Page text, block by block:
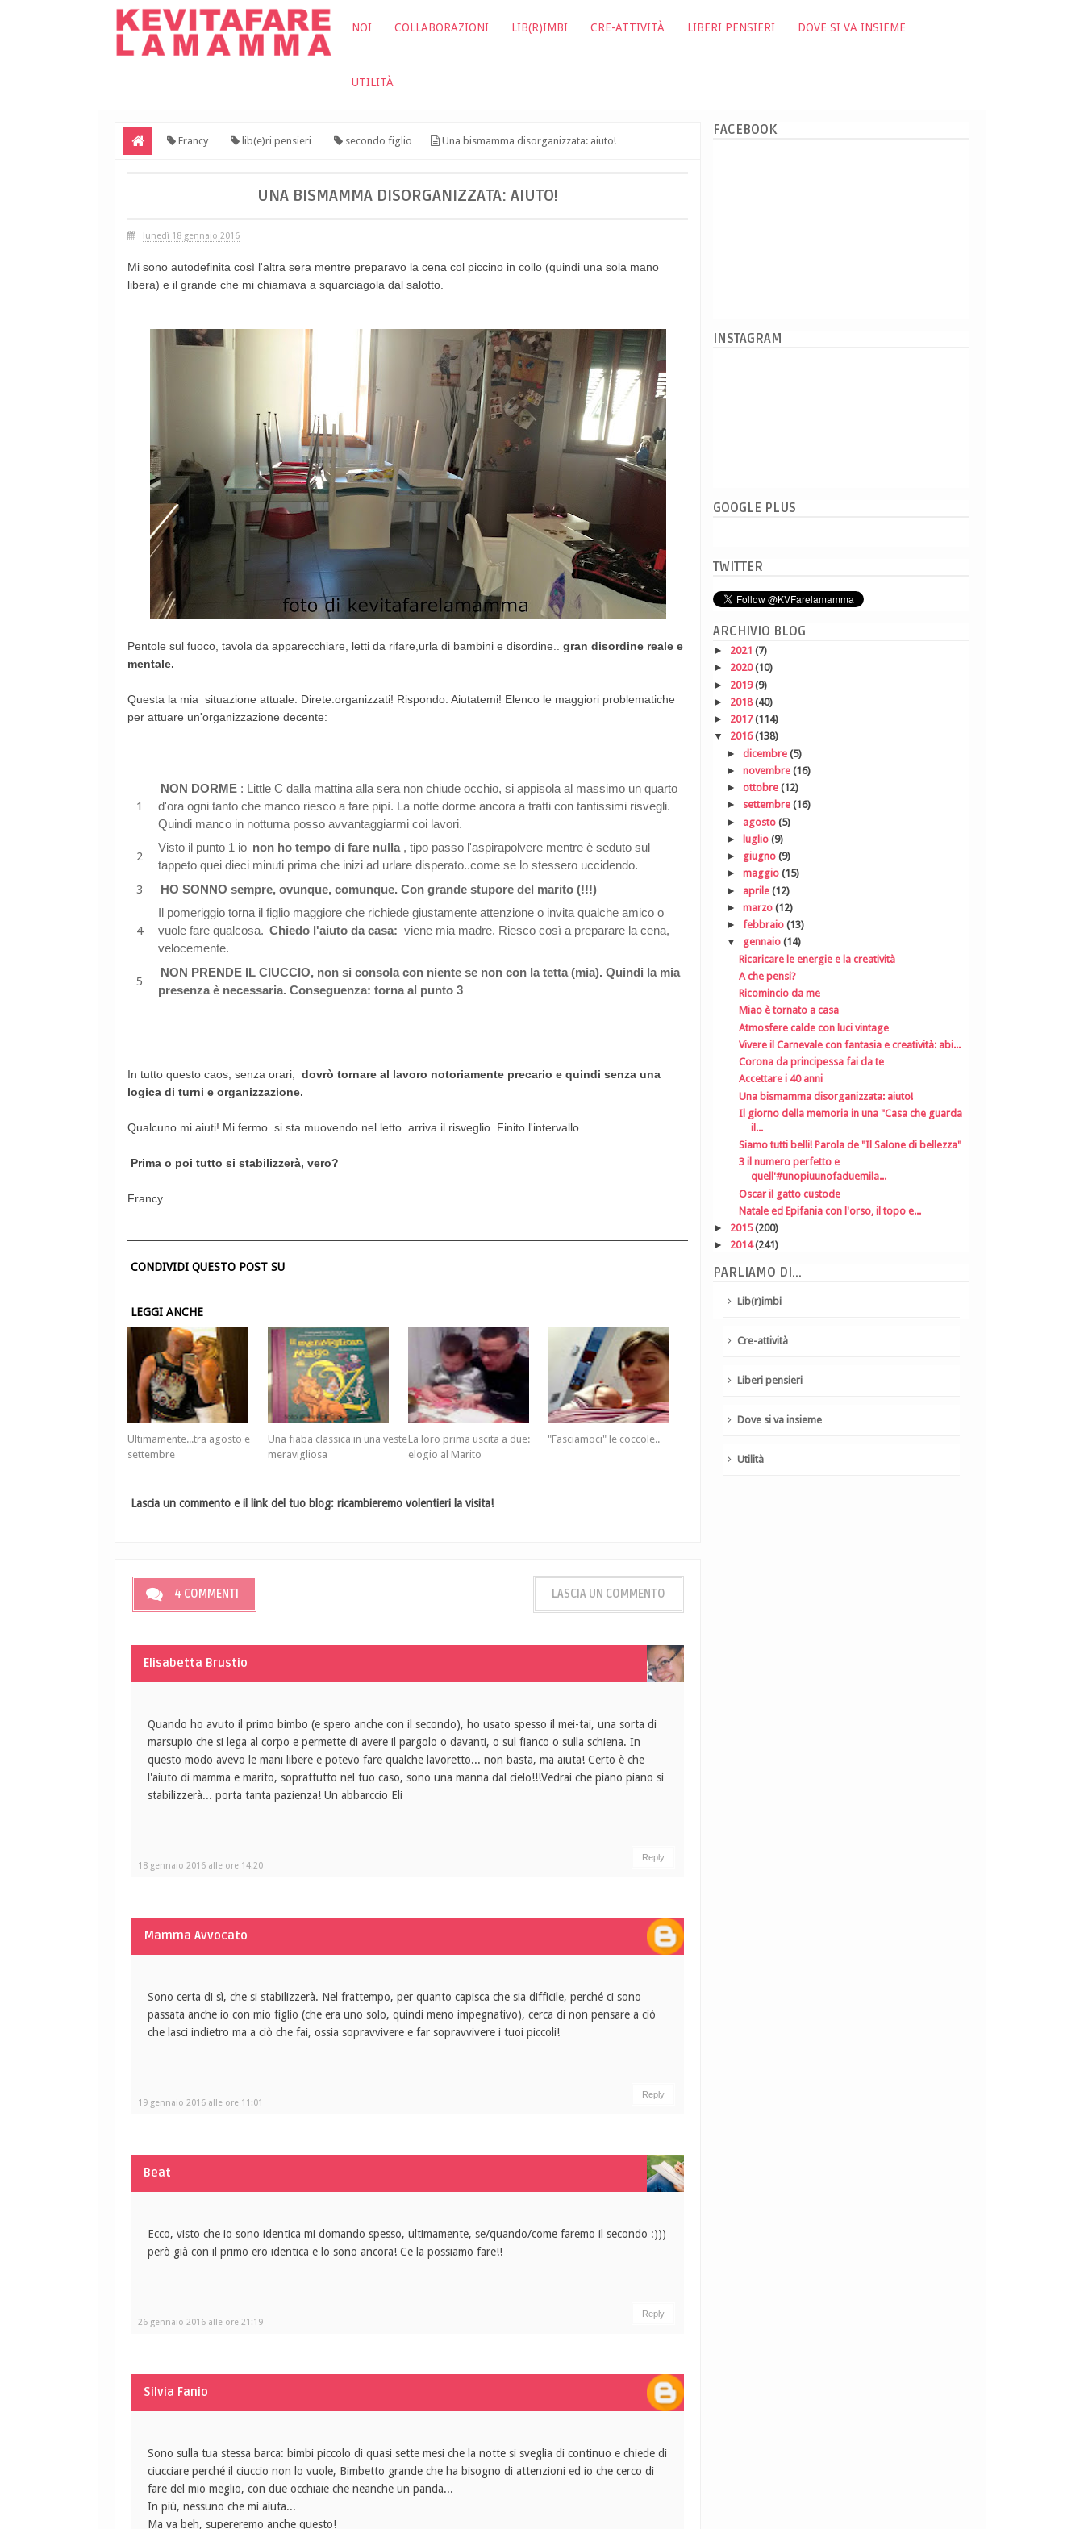
NOI COLLABORAZIONI LIB(R)IMBI CRE-ATTIVITÀ LIBERI PENSIERI DOVE SI VA INSIEME
UTILITÀ
Francy lib(e)ri pensieri secondo figlio Una bismamma disorganizzata: aiuto!
UNA BISMAMMA DISORGANIZZATA: AIUTO!
lunedì 18 gennaio 2016
Mi sono autodefinita così l'altra sera mentre preparavo la cena col piccino in collo (quindi una sola mano
libera) e il grande che mi chiamava a squarciagola dal salotto.
Pentole sul fuoco, tavola da apparecchiare, letti da rifare,urla di bambini e disordine..
gran disordine reale e
mentale.
Questa la mia situazione attuale. Direte:organizzati! Rispondo: Aiutatemi! Elenco le maggiori problematiche
per attuare un'organizzazione decente:
NON DORME : Little C dalla mattina alla sera non chiude occhio, si appisola al massimo un quarto
d'ora ogni tanto che manco riesco a fare pipì. La notte dorme ancora a tratti con tantissimi risvegli.
Quindi manco in notturna posso avvantaggiarmi coi lavori.
Visto il punto 1 io non ho tempo di fare nulla , tipo passo l'aspirapolvere mentre è seduto sul
tappeto quei dieci minuti prima che inizi ad urlare disperato..come se lo stessero uccidendo.
HO SONNO sempre, ovunque, comunque. Con grande stupore del marito (!!!)
Il pomeriggio torna il figlio maggiore che richiede giustamente attenzione o invita qualche amico o
vuole fare qualcosa. Chiedo l'aiuto da casa: viene mia madre. Riesco così a preparare la cena,
velocemente.
NON PRENDE IL CIUCCIO, non si consola con niente se non con la tetta (mia). Quindi la mia
presenza è necessaria. Conseguenza: torna al punto 3
In tutto questo caos, senza orari,
dovrò tornare al lavoro notoriamente precario e quindi senza una
logica di turni e organizzazione.
Qualcuno mi aiuti! Mi fermo..si sta muovendo nel letto..arriva il risveglio. Finito l'intervallo.
Prima o poi tutto si stabilizzerà, vero?
Francy
CONDIVIDI QUESTO POST SU
LEGGI ANCHE
Ultimamente...tra agosto e
settembre
Una fiaba classica in una veste
meravigliosa
La loro prima uscita a due:
elogio al Marito
"Fasciamoci" le coccole..
Lascia un commento e il link del tuo blog: ricambieremo volentieri la visita!
4 COMMENTI LASCIA UN COMMENTO
Elisabetta Brustio
18 gennaio 2016 alle ore 14:20
Quando ho avuto il primo bimbo (e spero anche con il secondo), ho usato spesso il mei-tai, una sorta di
marsupio che si lega al corpo e permette di avere il pargolo o davanti, o sul fianco o sulla schiena. In
questo modo avevo le mani libere e potevo fare qualche lavoretto... non basta, ma aiuta! Certo è che
l'aiuto di mamma e marito, soprattutto nel tuo caso, sono una manna dal cielo!!!Vedrai che piano piano si
stabilizzerà... porta tanta pazienza! Un abbarccio Eli
Reply
Mamma Avvocato
19 gennaio 2016 alle ore 11:01
Sono certa di sì, che si stabilizzerà. Nel frattempo, per quanto capisca che sia difficile, perché ci sono
passata anche io con mio figlio (che era uno solo, quindi meno impegnativo), cerca di non pensare a ciò
che lasci indietro ma a ciò che fai, ossia sopravvivere e far sopravvivere i tuoi piccoli!
Reply
Beat
26 gennaio 2016 alle ore 21:19
Ecco, visto che io sono identica mi domando spesso, ultimamente, se/quando/come faremo il secondo :)))
però già con il primo ero identica e lo sono ancora! Ce la possiamo fare!!
Reply
Silvia Fanio
Sono sulla tua stessa barca: bimbi piccolo di quasi sette mesi che la notte si sveglia di continuo e chiede di
ciucciare perché il ciuccio non lo vuole, Bimbetto grande che ha bisogno di attenzioni ed io che cerco di
fare del mio meglio, con due occhiaie che neanche un panda...
In più, nessuno che mi aiuta...
Ma va beh, supereremo anche questo!
FACEBOOK
INSTAGRAM
GOOGLE PLUS
TWITTER
ARCHIVIO BLOG
► 2021 (7)
► 2020(10)
► 2019(9)
► 2018(40)
► 2017(114)
▼ 2016(138)
► dicembre (5)
► novembre (16)
► ottobre (12)
► settembre (16)
► agosto (5)
►
luglio (9)
► giugno (9)
► maggio (15)
► aprile (12)
► marzo (12)
► febbraio (13)
▼ gennaio (14)
Ricaricare le energie e la creatività
A che pensi?
Ricomincio da me
Miao è tornato a casa
Atmosfere calde con luci vintage
Vivere il Carnevale con fantasia e creatività: abi...
Corona da principessa fai da te
Accettare i 40 anni
Una bismamma disorganizzata: aiuto!
Il giorno della memoria in una "Casa che guarda
il...
Siamo tutti belli! Parola de "Il Salone di bellezza"
3 il numero perfetto e
quell'‪#‎unopiuunofaduemila...
Oscar il gatto custode
Natale ed Epifania con l'orso, il topo e...
► 2015(200)
► 2014(241)
PARLIAMO DI...
Lib(r)imbi
Cre-attività
Liberi pensieri
Dove si va insieme
Utilità